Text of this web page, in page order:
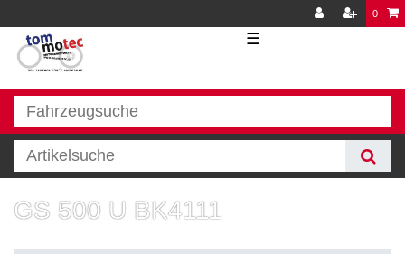
0
☰
GS 500 U BK4111